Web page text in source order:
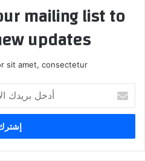
mailing list to
updates!
sit amet, consectetur.
بريدك
الإلكتروني